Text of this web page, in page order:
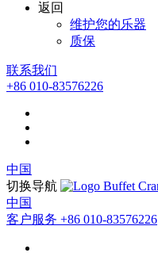
返回
维护您的乐器
质保
联系我们
+86 010-83576226
中国
切换导航
中国
客户服务 +86 010-83576226